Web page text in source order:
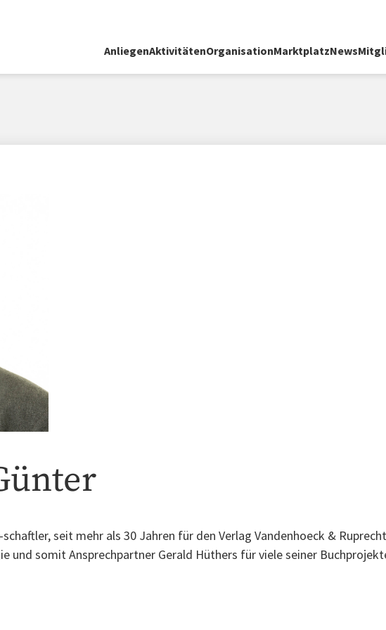
AnliegenAktivitätenOrganisationMarktplatzNews
seit mehr als 30 Jahren für den Verlag Vandenhoeck &
und somit Ansprechpartner Gerald Hüthers für viele seiner